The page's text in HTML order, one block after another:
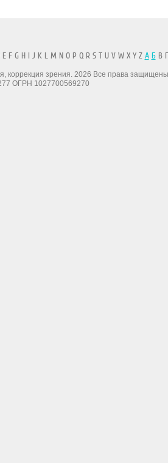
F G H I J K L M N O P Q R S T U V W X Y Z А БВ
коррекция зрения. 2026 Все права
ОГРН 1027700569270